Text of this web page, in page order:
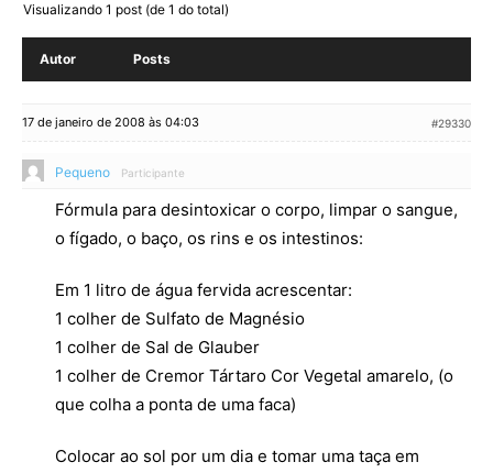
Visualizando 1 post (de 1 do total)
Autor Posts
17 de janeiro de 2008 às 04:03 #29330
Pequeno Participante
Fórmula para desintoxicar o corpo, limpar o sangue,
o fígado, o baço, os rins e os intestinos:
Em 1 litro de água fervida acrescentar:
1 colher de Sulfato de Magnésio
1 colher de Sal de Glauber
1 colher de Cremor Tártaro Cor Vegetal amarelo, (o
que colha a ponta de uma faca)
Colocar ao sol por um dia e tomar uma taça em